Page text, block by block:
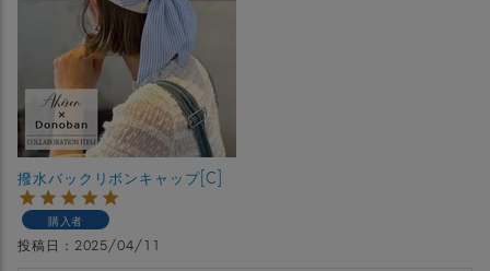
撥水バックリボンキャップ[C]
購入者
投稿日 2025/04/11